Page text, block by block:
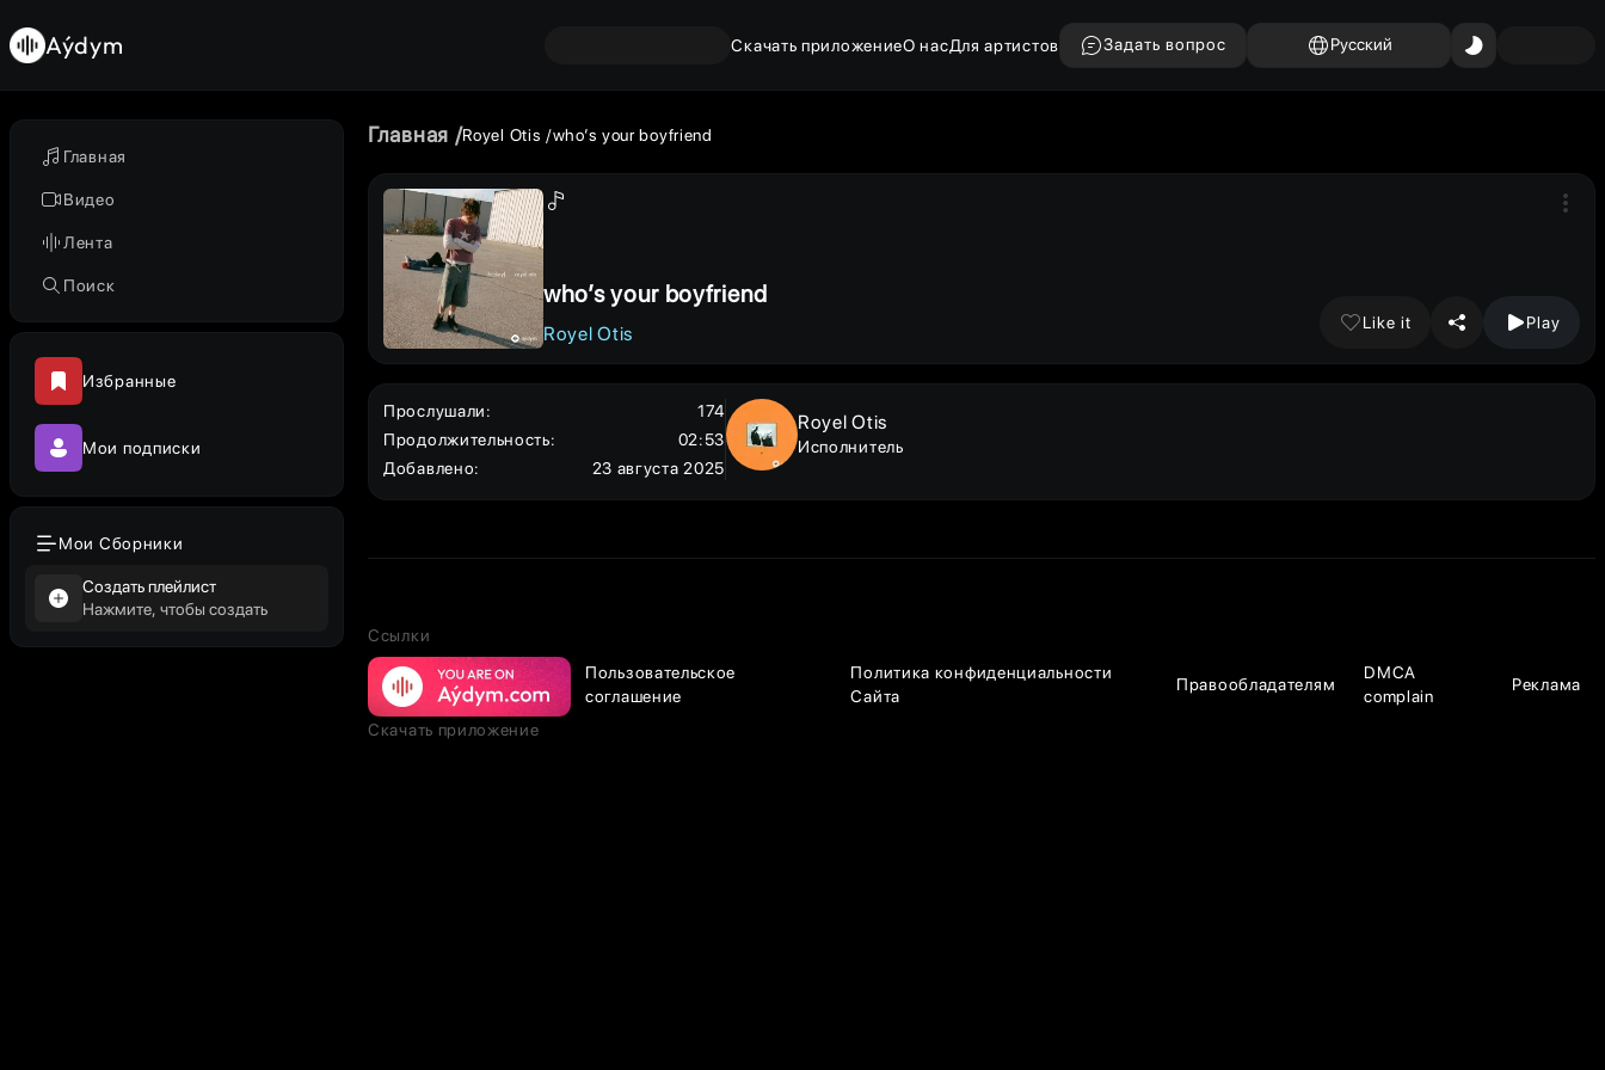
Главная
Видео
Лента
Поиск
Избранные
Мои подписки
Мои Сборники
Создать плейлист
Нажмите, чтобы создать
Aýdym Скачать приложениеО насДля артистов Задать вопрос Русский
Главная Royel Otis who’s your boyfriend
who’s your boyfriend
Royel Otis
Like it Play
Прослушали:
174
Продолжительность:
02:53
Добавлено: 23 августа 2025
Royel Otis
Исполнитель
Ссылки
Пользовательское
соглашение
Политика конфиденциальности
Сайта
Правообладателям
DMCA
complain
Реклама
Скачать приложение